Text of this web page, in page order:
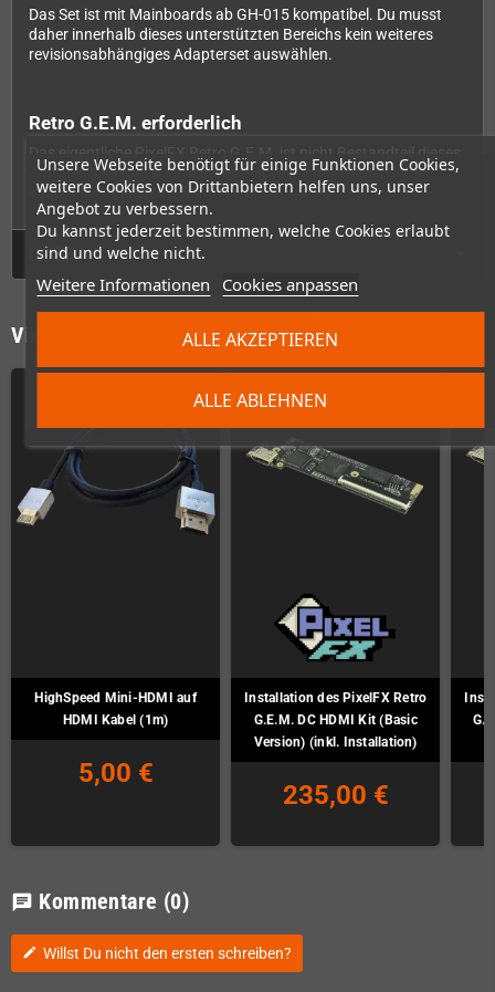
Unsere Webseite benötigt für einige Funktionen Cookies,
weitere Cookies von Drittanbietern helfen uns, unser
Angebot zu verbessern.
Du kannst jederzeit bestimmen, welche Cookies erlaubt
sind und welche nicht.
Weitere Informationen Cookies anpassen
ALLE ABLEHNEN
ALLE AKZEPTIEREN
Das Set ist mit Mainboards ab GH-015 kompatibel. Du musst
daher innerhalb dieses unterstützten Bereichs kein weiteres
revisionsabhängiges Adapterset auswählen.
Retro G.E.M. erforderlich
Adapter-Sets und wird separat benötigt. Ohne Retro G.E.M.
kann das Set nicht verwendet werden.
GPSR
Vielleicht wäre das auch was für Dich
HighSpeed Mini-HDMI auf
HDMI Kabel (1m)
5,00 €
Installation des PixelFX Retro
G.E.M. DC HDMI Kit (Basic
Version) (inkl. Installation)
235,00 €
chat Kommentare (0)
edit Willst Du nicht den ersten schreiben?